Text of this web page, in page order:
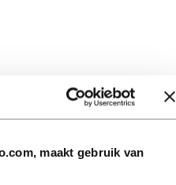
maakt gebruik van